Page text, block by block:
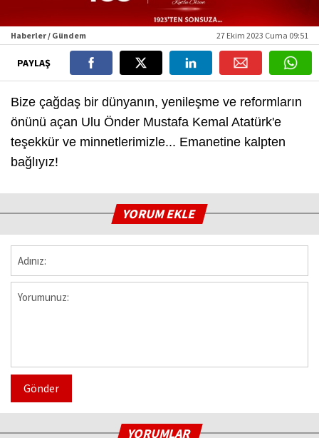
Haberler / Gündem 27 Ekim 2023 Cuma 09:51
PAYLAŞ
Bize çağdaş bir dünyanın, yenileşme ve reformların
önünü açan Ulu Önder Mustafa Kemal Atatürk'e
teşekkür ve minnetlerimizle... Emanetine kalpten
bağlıyız!
YORUM EKLE
Gönder
YORUMLAR